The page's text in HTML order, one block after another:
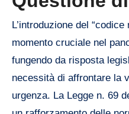
L’introduzione del
momento cruciale nel
fungendo da risposta
necessità di affrontare la
urgenza. La Legge n. 69